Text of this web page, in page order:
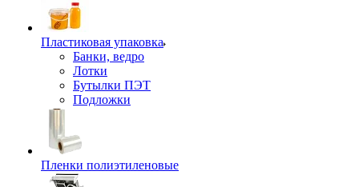
Пластиковая упаковка
Банки, ведро
Лотки
Бутылки ПЭТ
Подложки
Пленки полиэтиленовые